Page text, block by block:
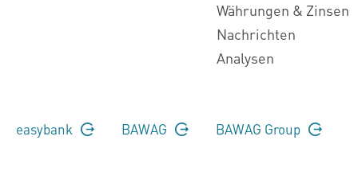
Währungen & Zinsen
Nachrichten
Analysen
easybank BAWAG BAWAG Group